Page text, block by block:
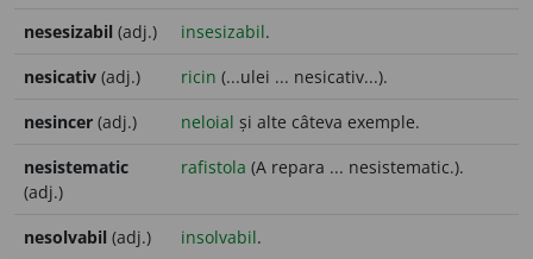
nesesizabil (adj.) insesizabil.
nesicativ (adj.) ricin (...ulei ... nesicativ...).
nesincer (adj.) neloial și alte câteva exemple.
nesistematic
(adj.)
rafistola (A repara ... nesistematic.).
nesolvabil (adj.) insolvabil.